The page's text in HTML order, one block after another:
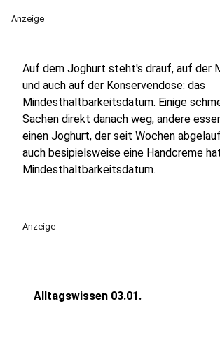
Anzeige
Auf dem Joghurt steht's drauf, auf der
und auch auf der Konservendose: das
Mindesthaltbarkeitsdatum. Einige
Sachen direkt danach weg, andere
einen Joghurt, der seit Wochen
auch besipielsweise eine Handcreme
Mindesthaltbarkeitsdatum.
Anzeige
Alltagswissen 03.01.